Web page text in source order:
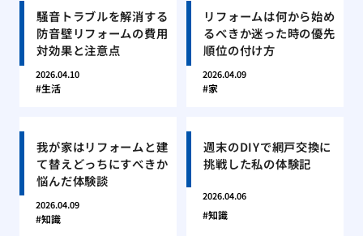
騒音トラブルを解消する
防音壁リフォームの費用
対効果と注意点
2026.04.10
生活
リフォームは何から始め
るべきか迷った時の優先
順位の付け方
2026.04.09
家
我が家はリフォームと建
て替えどっちにすべきか
悩んだ体験談
2026.04.09
知識
週末のDIYで網戸交換に
挑戦した私の体験記
2026.04.06
知識